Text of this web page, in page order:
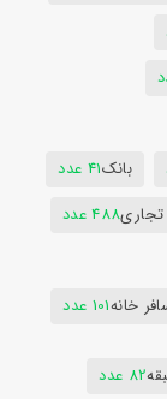
بانک41 عدد
488 عدد
خانه101 عدد
82 عدد